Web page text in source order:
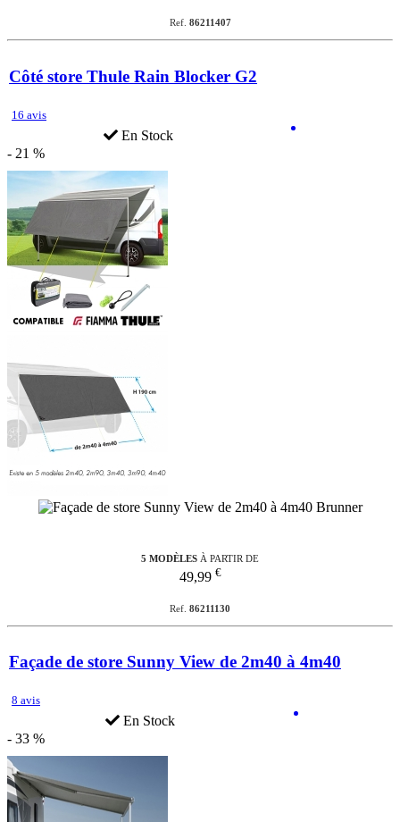
Ref. 86211407
Côté store Thule Rain Blocker G2
16 avis
En Stock
- 21 %
5 MODÈLES À PARTIR DE
49,99 €
Ref. 86211130
Façade de store Sunny View de 2m40 à 4m40
8 avis
En Stock
- 33 %